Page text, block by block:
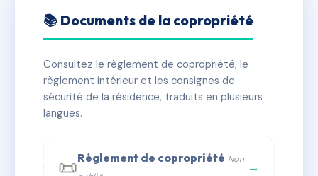
56 Virgile Barel
✓ Immatriculée 🏠 17 lots 🏗 2 bâtiment(s)
📞 Contacter Syndic Digital
📚 Documents de la copropriété
Consultez le règlement de copropriété, le
règlement intérieur et les consignes de
sécurité de la résidence, traduits en plusieurs
langues.
📜Règlement de copropriété Non →